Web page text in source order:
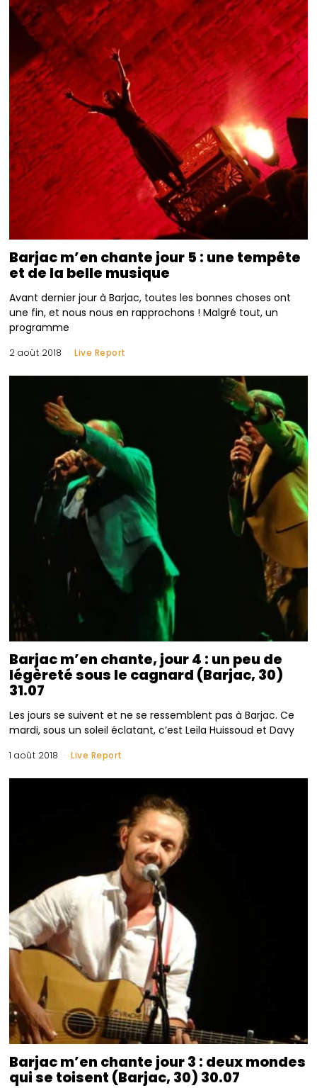
Barjac m’en chante jour 5 : une tempête
et de la belle musique
Avant dernier jour à Barjac, toutes les bonnes choses ont
une fin, et nous nous en rapprochons ! Malgré tout, un
programme
2 août 2018 Live Report
Barjac m’en chante, jour 4 : un peu de
légèreté sous le cagnard (Barjac, 30)
31.07
Les jours se suivent et ne se ressemblent pas à Barjac. Ce
mardi, sous un soleil éclatant, c’est Leïla Huissoud et Davy
1 août 2018 Live Report
Barjac m’en chante jour 3 : deux mondes
qui se toisent (Barjac, 30) 30.07